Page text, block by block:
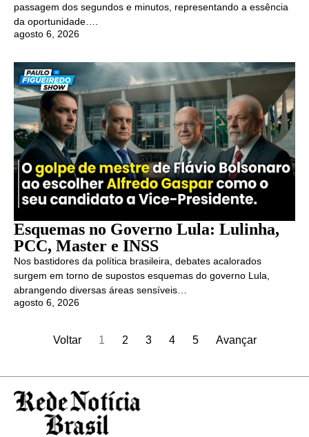
passagem dos segundos e minutos, representando a essência
da oportunidade….
agosto 6, 2026
Esquemas no Governo Lula: Lulinha,
PCC, Master e INSS
Nos bastidores da política brasileira, debates acalorados
surgem em torno de supostos esquemas do governo Lula,
abrangendo diversas áreas sensíveis…
agosto 6, 2026
Voltar 1 2 3 4 5 Avançar